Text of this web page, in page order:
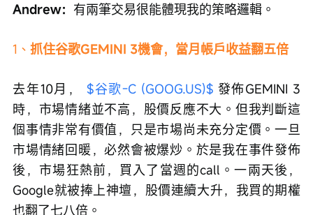
Andrew： 有兩筆交易很能體現我的策略邏輯。
1、 抓住谷歌GEMINI 3機會，當月帳戶收益翻五倍
去年10月， $谷歌-C (GOOG.US)$ 發佈GEMINI 3
時，市場情緒並不高，股價反應不大。但我判斷這
個事情非常有價值，只是市場尚未充分定價。一旦
市場情緒回暖，必然會被爆炒。於是我在事件發佈
後，市場狂熱前，買入了當週的call。一兩天後，
Google就被捧上神壇，股價連續大升，我買的期權
也翻了七八倍。